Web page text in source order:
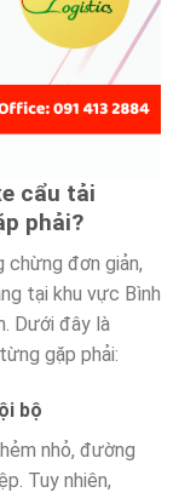
cẩu tải
phải?
chừng đơn giản,
tại khu vực Bình
Dưới đây là
gặp phải:
bộ
nhỏ, đường
Tuy nhiên,